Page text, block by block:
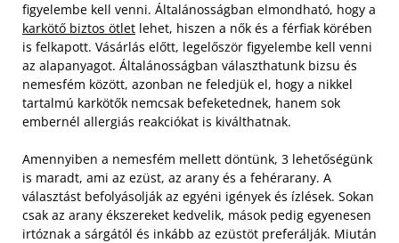
figyelembe kell venni. Általánosságban elmondható, hogy a
karkötő biztos ötlet lehet, hiszen a nők és a férfiak körében
is felkapott. Vásárlás előtt, legelőször figyelembe kell venni
az alapanyagot. Általánosságban választhatunk bizsu és
nemesfém között, azonban ne feledjük el, hogy a nikkel
tartalmú karkötők nemcsak befeketednek, hanem sok
embernél allergiás reakciókat is kiválthatnak.
Amennyiben a nemesfém mellett döntünk, 3 lehetőségünk
is maradt, ami az ezüst, az arany és a fehérarany. A
választást befolyásolják az egyéni igények és ízlések. Sokan
csak az arany ékszereket kedvelik, mások pedig egyenesen
irtóznak a sárgától és inkább az ezüstöt preferálják. Miután